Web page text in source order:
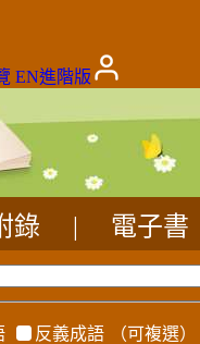
EN進階版
錄 電子書
反義成語 （可複選）